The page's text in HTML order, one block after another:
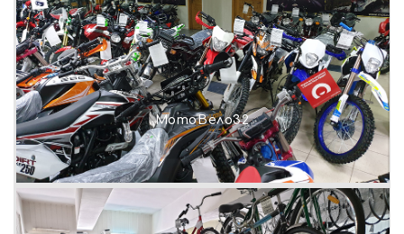
МотоВело32